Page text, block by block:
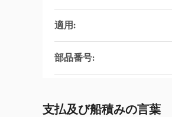
適用:
部品番号:
支払及び船積みの言葉